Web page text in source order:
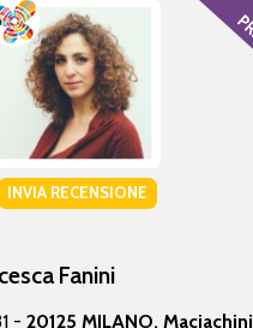
INVIA RECENSIONE
Fanini
- 20125 MILANO, Maciachini